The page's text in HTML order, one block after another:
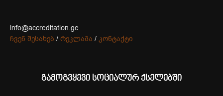
info@accreditation.ge
ჩვენ შესახებ / რეკლამა / კონტაქტი
გამოგვყევი სოციალურ ქსელებში